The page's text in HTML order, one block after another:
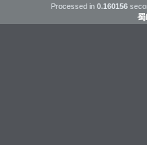
Processed in 0.160156